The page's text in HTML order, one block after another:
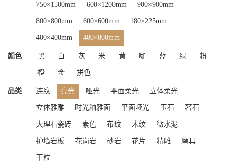
750×1500mm 600×1200mm 900×900mm
800×800mm 600×600mm 180×225mm
400×400mm 400×800mm
颜色 黑 白 灰 米 黄 咖 蓝 绿 粉
橙 金 拼色
品类 连纹 亮光 哑光 平面柔光 立体柔光
立体雅雕 时光釉雅面 平面哑光 玉石 奢石
大理石瓷砖 素色 布纹 木纹 微水泥
护墙岩板 花岗岩 砂岩 花片 精雕 磨具
干粒